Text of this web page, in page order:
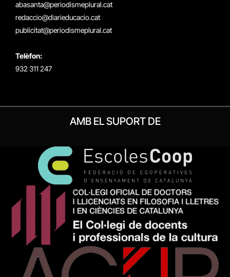
abasanta@periodismeplural.cat
redaccio@diarieducacio.cat
publicitat@periodismeplural.cat
Telèfon:
932 311 247
AMB EL SUPORT DE